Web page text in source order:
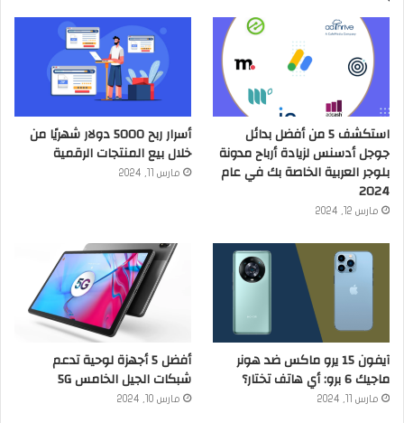
استكشف 5 من أفضل بدائل
جوجل أدسنس لزيادة أرباح مدونة
بلوجر العربية الخاصة بك في عام
2024
مارس 12, 2024
أسرار ربح 5000 دولار شهريًا من
خلال بيع المنتجات الرقمية
مارس 11, 2024
آيفون 15 يرو ماكس ضد هونر
ماجيك 6 برو: أي هاتف تختار؟
مارس 11, 2024
أفضل 5 أجهزة لوحية تدعم
شبكات الجيل الخامس 5G
مارس 10, 2024